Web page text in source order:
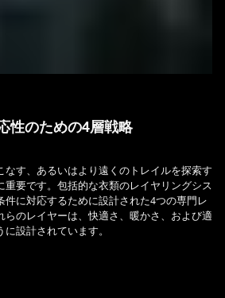
性のための4層戦略
なす、あるいはより遠くのトレイルを探索す
重要です。包括的な衣類のレイヤリングシス
件に対応するために設計された4つの専門レ
らのレイヤーは、快適さ、暖かさ、および適
設計されています。